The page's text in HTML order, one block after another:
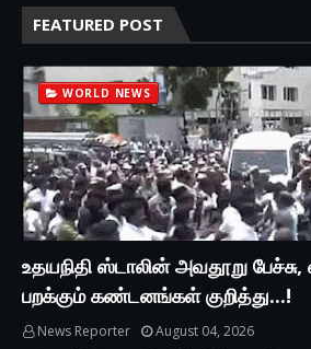
FEATURED POST
WORLD NEWS
உதயநிதி ஸ்டாலின் அவதூறு
பறக்கும் கண்டனங்கள் குறித்து...!
News Reporter
August 04, 2026